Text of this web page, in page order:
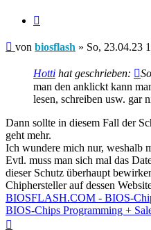
Beitrag
von biosflash » So, 23.04.23
Hotti hat geschrieben:
man den anklickt kann
lesen, schreiben usw. gar
Dann sollte in diesem Fall der
geht mehr.
Ich wundere mich nur, weshalb
Evtl. muss man sich mal das
dieser Schutz überhaupt
Chiphersteller auf dessen
BIOSFLASH.COM - BIOS-
BIOS-Chips Programming +